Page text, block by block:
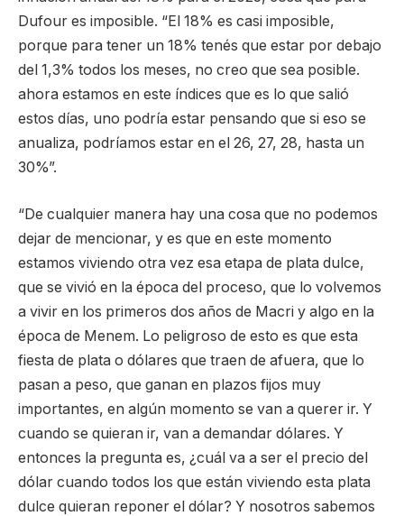
Dufour es imposible. “El 18% es casi imposible,
porque para tener un 18% tenés que estar por debajo
del 1,3% todos los meses, no creo que sea posible.
ahora estamos en este índices que es lo que salió
estos días, uno podría estar pensando que si eso se
anualiza, podríamos estar en el 26, 27, 28, hasta un
30%”.
“De cualquier manera hay una cosa que no podemos
dejar de mencionar, y es que en este momento
estamos viviendo otra vez esa etapa de plata dulce,
que se vivió en la época del proceso, que lo volvemos
a vivir en los primeros dos años de Macri y algo en la
época de Menem. Lo peligroso de esto es que esta
fiesta de plata o dólares que traen de afuera, que lo
pasan a peso, que ganan en plazos fijos muy
importantes, en algún momento se van a querer ir. Y
cuando se quieran ir, van a demandar dólares. Y
entonces la pregunta es, ¿cuál va a ser el precio del
dólar cuando todos los que están viviendo esta plata
dulce quieran reponer el dólar? Y nosotros sabemos